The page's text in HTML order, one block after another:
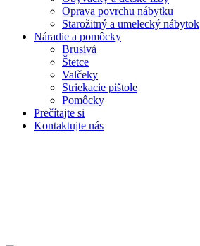
Oprava povrchu nábytku
Starožitný a umelecký nábytok
Náradie a pomôcky
Brusivá
Štetce
Valčeky
Striekacie pištole
Pomôcky
Prečítajte si
Kontaktujte nás